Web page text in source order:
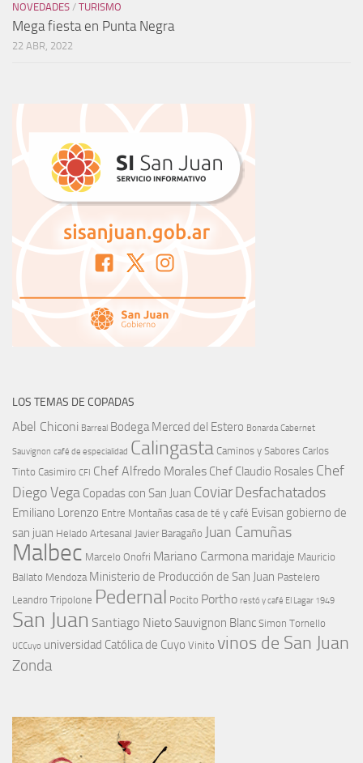
NOVEDADES / TURISMO
Mega fiesta en Punta Negra
22 ABR, 2022
LOS TEMAS DE COPADAS
Abel Chiconi Barreal Bodega Merced del Estero Bonarda Cabernet
Sauvignon café de especialidad Calingasta Caminos y Sabores Carlos
Tinto Casimiro CFI Chef Alfredo Morales Chef Claudio Rosales Chef
Diego Vega Copadas con San Juan Coviar Desfachatados
Emiliano Lorenzo Entre Montañas casa de té y café Evisan gobierno de
san juan Helado Artesanal Javier Baragaño Juan Camuñas
Malbec Marcelo Onofri Mariano Carmona maridaje Mauricio
Ballato Mendoza Ministerio de Producción de San Juan Pastelero
Leandro Tripolone Pedernal Pocito Portho restó y café El Lagar 1949
San Juan Santiago Nieto Sauvignon Blanc Simon Tornello
UCCuyo universidad Católica de Cuyo Vinito vinos de San Juan
Zonda